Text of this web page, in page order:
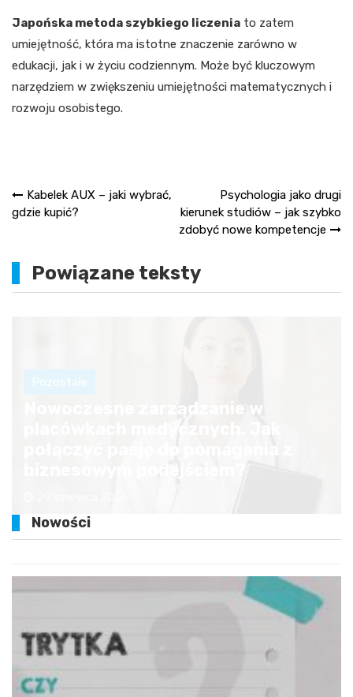
Japońska metoda szybkiego liczenia to zatem
umiejętność, która ma istotne znaczenie zarówno w
edukacji, jak i w życiu codziennym. Może być kluczowym
narzędziem w zwiększeniu umiejętności matematycznych i
rozwoju osobistego.
Nawigacja
wpisu
Kabelek AUX – jaki wybrać,
gdzie kupić?
Psychologia jako drugi
kierunek studiów – jak szybko
zdobyć nowe kompetencje
Powiązane teksty
Pozostałe
Nowoczesne zarządzanie w
placówkach medycznych. Jak
połączyć pasję do pomagania z
biznesowym podejściem?
Nowości